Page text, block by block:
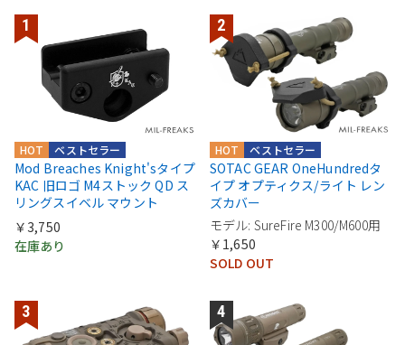
ベストセラー
HOT
Mod Breaches Knight'sタイプ
KAC 旧ロゴ M4ストック QD ス
リングスイベル マウント
￥3,750
在庫あり
ベストセラー
HOT
SOTAC GEAR OneHundredタ
イプ オプティクス/ライト レン
ズカバー
モデル: SureFire M300/M600用
￥1,650
SOLD OUT